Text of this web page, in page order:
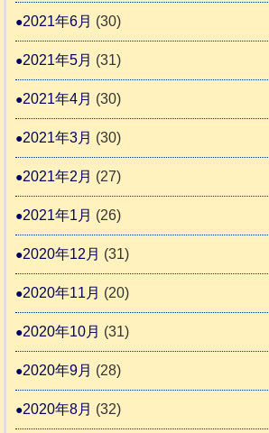
2021年6月 (30)
2021年5月 (31)
2021年4月 (30)
2021年3月 (30)
2021年2月 (27)
2021年1月 (26)
2020年12月 (31)
2020年11月 (20)
2020年10月 (31)
2020年9月 (28)
2020年8月 (32)